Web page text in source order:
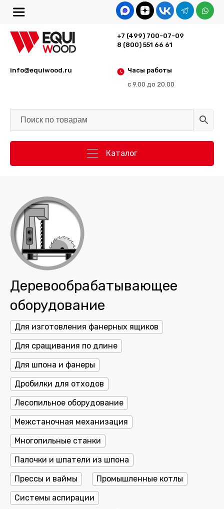
+7 (499) 700-07-09
8 (800) 551 66 61
Часы работы
с 9.00 до 20.00
info@equiwood.ru
Каталог
Деревообрабатывающее
оборудование
Для изготовления фанерных ящиков
Для сращивания по длине
Для шпона и фанеры
Дробилки для отходов
Лесопильное оборудование
Межстаночная механизация
Многопильные станки
Палочки и шпатели из шпона
Прессы и ваймы
Промышленные котлы
Системы аспирации